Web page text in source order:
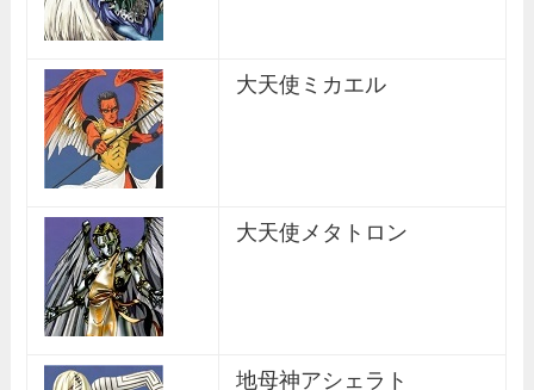
大天使ミカエル
大天使メタトロン
地母神アシェラト